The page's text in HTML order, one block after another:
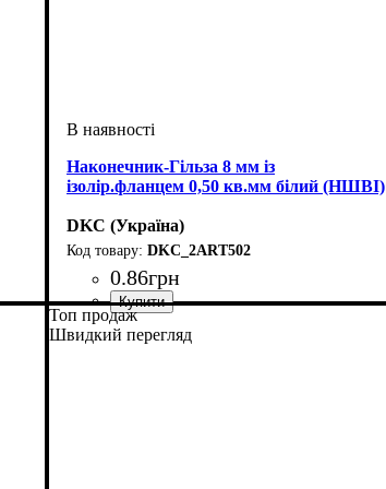
Наконечник-Гільза 8 мм із
ізолір.фланцем 0,50 кв.мм білий (НШВІ)
DKC (Україна)
DKC_2ART502
0.86грн
Обладнання
Матеріал: мідь луджена
Перетин проведення, мм2
Для, мм: 8
Серія: DKC
Топ продаж
Швидкий перегляд